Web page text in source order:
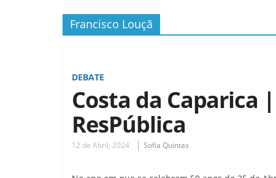
Francisco Louçã
DEBATE
Costa da Caparica
ResPública
12 de Abril, 2024 Sofia Quintas